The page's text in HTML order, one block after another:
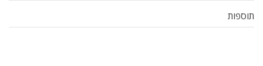
תוספות